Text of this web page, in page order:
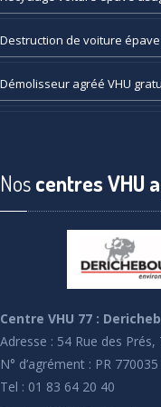
Destruction de voiture
Démolisseur agréé VHU
Noscentres VHU
Centre VHU 77 :
Adresse : 54 Rue des
N° d’agrément : PR
Tel : 01 83 64 20 40